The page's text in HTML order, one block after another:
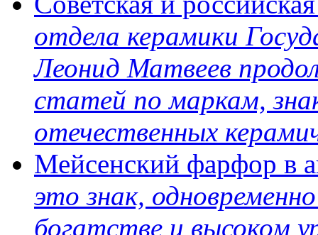
отдела керамики
Леонид Матвеев
статей по маркам,
отечественных
Мейсенский фарфор в
это знак,
богатстве и высоком